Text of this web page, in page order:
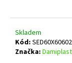
Skladem
Kód:
Značka: Damiplast
D
p
o